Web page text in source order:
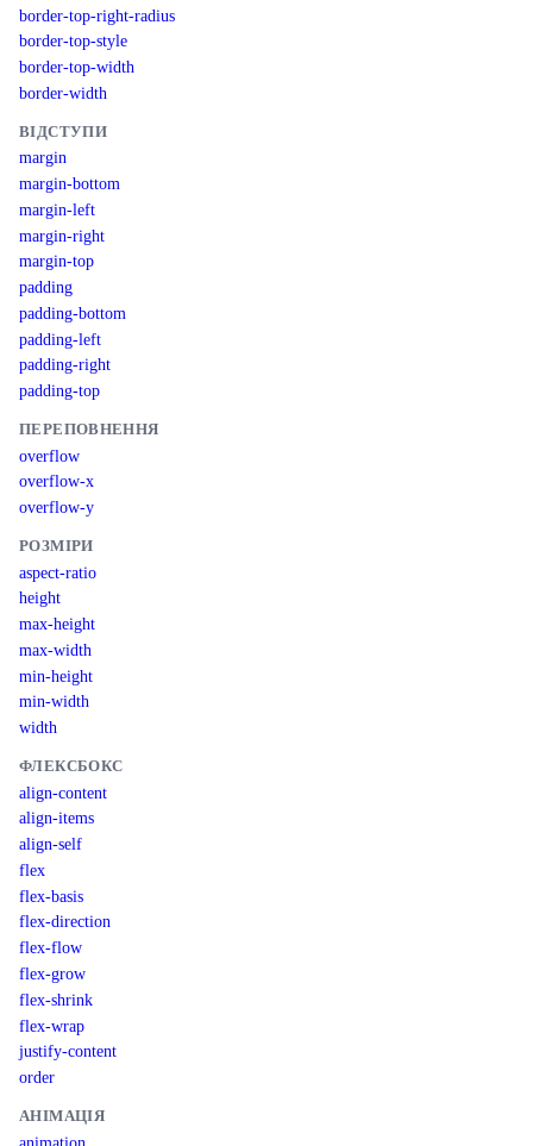
border-top-right-radius
border-top-style
border-top-width
border-width
ВІДСТУПИ
margin
margin-bottom
margin-left
margin-right
margin-top
padding
padding-bottom
padding-left
padding-right
padding-top
ПЕРЕПОВНЕННЯ
overflow
overflow-x
overflow-y
РОЗМІРИ
aspect-ratio
height
max-height
max-width
min-height
min-width
width
ФЛЕКСБОКС
align-content
align-items
align-self
flex
flex-basis
flex-direction
flex-flow
flex-grow
flex-shrink
flex-wrap
justify-content
order
АНІМАЦІЯ
animation